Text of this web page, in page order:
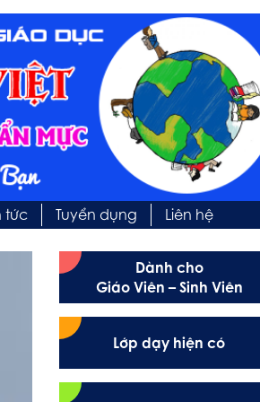
tức Tuyển dụng Liên hệ
Dành cho
Giáo Viên – Sinh Viên
Lớp dạy hiện có